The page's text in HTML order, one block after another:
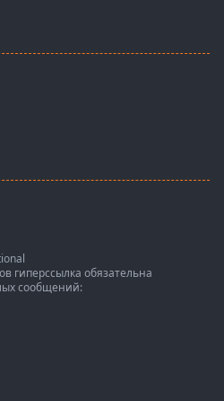
гиперссылка обязательна
сообщений: